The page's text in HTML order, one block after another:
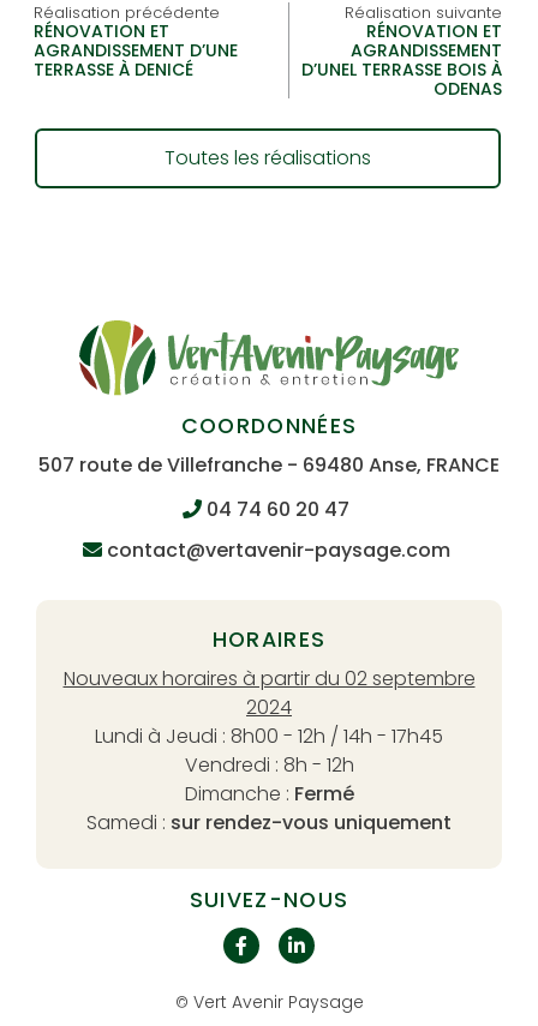
Réalisation précédente
RÉNOVATION ET
AGRANDISSEMENT D’UNE
TERRASSE À DENICÉ
Réalisation suivante
RÉNOVATION ET
AGRANDISSEMENT
D’UNEL TERRASSE BOIS À
ODENAS
Toutes les réalisations
COORDONNÉES
507 route de Villefranche - 69480 Anse, FRANCE
04 74 60 20 47
contact@vertavenir-paysage.com
HORAIRES
Nouveaux horaires à partir du 02 septembre
2024
Lundi à Jeudi : 8h00 - 12h / 14h - 17h45
Vendredi : 8h - 12h
Dimanche : Fermé
Samedi : sur rendez-vous uniquement
SUIVEZ-NOUS
© Vert Avenir Paysage